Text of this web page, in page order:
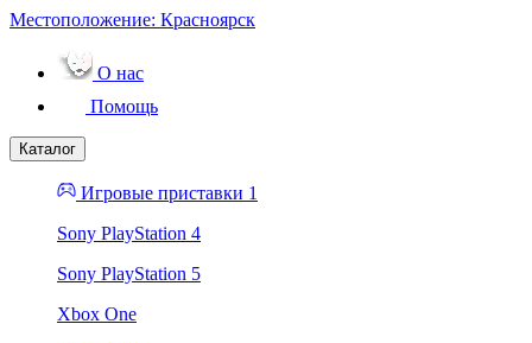
Местоположение: Красноярск
О нас
Помощь
Каталог
Игровые приставки 1
Sony PlayStation 4
Sony PlayStation 5
Xbox One